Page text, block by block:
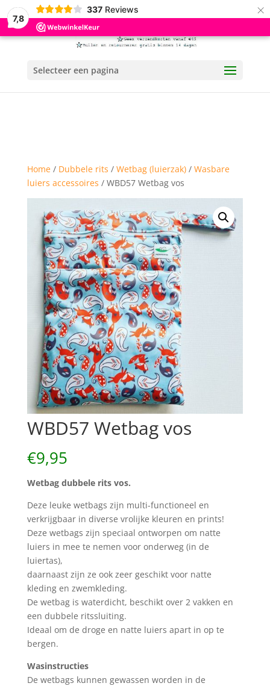
7,8
337 Reviews ×
Selecteer een pagina
Home/ Dubbele rits / Wetbag (luierzak)/ Wasbare
luiers accessoires / WBD57 Wetbag vos
WBD57 Wetbag vos
€9,95
Wetbag dubbele rits vos.
Deze leuke wetbags zijn multi-functioneel en
verkrijgbaar in diverse vrolijke kleuren en prints!
Deze wetbags zijn speciaal ontworpen om natte
luiers in mee te nemen voor onderweg (in de
luiertas),
daarnaast zijn ze ook zeer geschikt voor natte
kleding en zwemkleding.
De wetbag is waterdicht, beschikt over 2 vakken en
een dubbele ritssluiting.
Ideaal om de droge en natte luiers apart in op te
bergen.
Wasinstructies
De wetbags kunnen gewassen worden in de